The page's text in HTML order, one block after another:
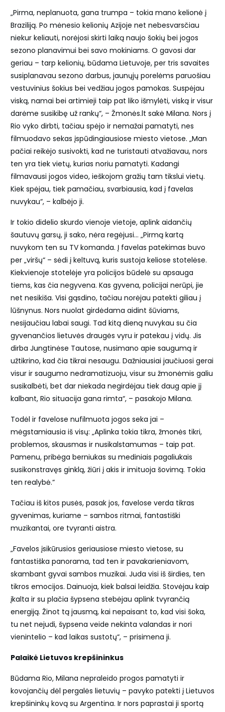
„Pirma, neplanuota, gana trumpa – tokia mano kelionė į
Braziliją. Po mėnesio kelionių Azijoje net nebesvarsčiau
niekur keliauti, norėjosi skirti laiką naujo šokių bei jogos
sezono planavimui bei savo mokiniams. O gavosi dar
geriau – tarp kelionių, būdama Lietuvoje, per tris savaites
susiplanavau sezono darbus, jaunųjų porelėms paruošiau
vestuvinius šokius bei vedžiau jogos pamokas. Suspėjau
viską, namai bei artimieji taip pat liko išmylėti, viską ir visur
darėme susikibę už rankų“, – Žmonės.lt sakė Milana. Nors į
Rio vyko dirbti, tačiau spėjo ir nemažai pamatyti, nes
filmuodavo sekas įspūdingiausiose miesto vietose. „Man
pačiai reikėjo susivokti, kad ne turistauti atvažiavau, nors
ten yra tiek vietų, kurias noriu pamatyti. Kadangi
filmavausi jogos video, ieškojom gražių tam tikslui vietų.
Kiek spėjau, tiek pamačiau, svarbiausia, kad į favelas
nuvykau“, – kalbėjo ji.
Ir tokio didelio skurdo vienoje vietoje, aplink aidančių
šautuvų garsų, ji sako, nėra regėjusi… „Pirmą kartą
nuvykom ten su TV komanda. Į favelas patekimas buvo
per „viršų“ – sėdi į keltuvą, kuris sustoja keliose stotelėse.
Kiekvienoje stotelėje yra policijos būdelė su apsauga
tiems, kas čia negyvena. Kas gyvena, policijai nerūpi, jie
net nesikiša. Visi gąsdino, tačiau norėjau patekti giliau į
lūšnynus. Nors nuolat girdėdama aidint šūviams,
nesijaučiau labai saugi. Tad kitą dieną nuvykau su čia
gyvenančios lietuvės draugės vyru ir patekau į vidų. Jis
dirba Jungtinėse Tautose, nusimano apie saugumą ir
užtikrino, kad čia tikrai nesaugu. Dažniausiai jaučiuosi gerai
visur ir saugumo nedramatizuoju, visur su žmonėmis galiu
susikalbėti, bet dar niekada negirdėjau tiek daug apie jį
kalbant, Rio situacija gana rimta“, – pasakojo Milana.
Todėl ir favelose nufilmuota jogos seka jai –
mėgstamiausia iš visų: „Aplinka tokia tikra, žmonės tikri,
problemos, skausmas ir nusikalstamumas – taip pat.
Pamenu, pribėga berniukas su mediniais pagaliukais
susikonstravęs ginklą, žiūri į akis ir imituoja šovimą. Tokia
ten realybė.“
Tačiau iš kitos pusės, pasak jos, favelose verda tikras
gyvenimas, kuriame – sambos ritmai, fantastiški
muzikantai, ore tvyranti aistra.
„Favelos įsikūrusios geriausiose miesto vietose, su
fantastiška panorama, tad ten ir pavakarieniavom,
skambant gyvai sambos muzikai. Juda visi iš širdies, ten
tikros emocijos. Dainuoja, kiek balsai leidžia. Stovėjau kaip
įkalta ir su plačia šypsena stebėjau aplink tvyrančią
energiją. Žinot tą jausmą, kai nepaisant to, kad visi šoka,
tu net nejudi, šypsena veide nekinta valandas ir nori
vienintelio – kad laikas sustotų“, – prisimena ji.
Palaikė Lietuvos krepšininkus
Būdama Rio, Milana nepraleido progos pamatyti ir
kovojančių dėl pergalės lietuvių – pavyko patekti į Lietuvos
krepšininkų kovą su Argentina. Ir nors paprastai ji sportą